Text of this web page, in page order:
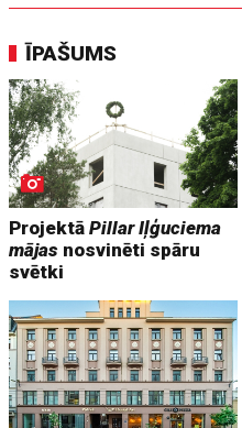
ĪPAŠUMS
ProjektāPillar Iļģuciema
mājas nosvinēti spāru
svētki